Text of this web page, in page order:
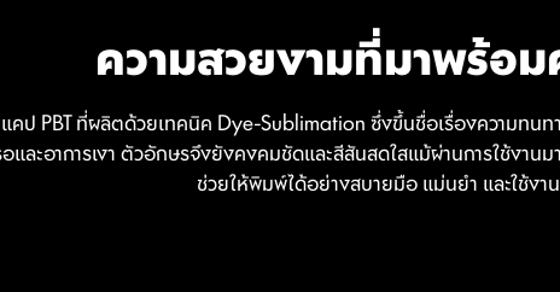
ความสวยงามที่มาพร้อ
ป PBT ที่ผลิตด้วยเทคนิค Dye-Sublimation ซึ่งขึ้นชื่อเรื่องความทน
และอาการเงา ตัวอักษรจึงยังคงคมชัดและสีสันสดใสแม้ผ่านการใช้งา
ช่วยให้พิมพ์ได้อย่างสบายมือ แม่นยำ และใช้งา